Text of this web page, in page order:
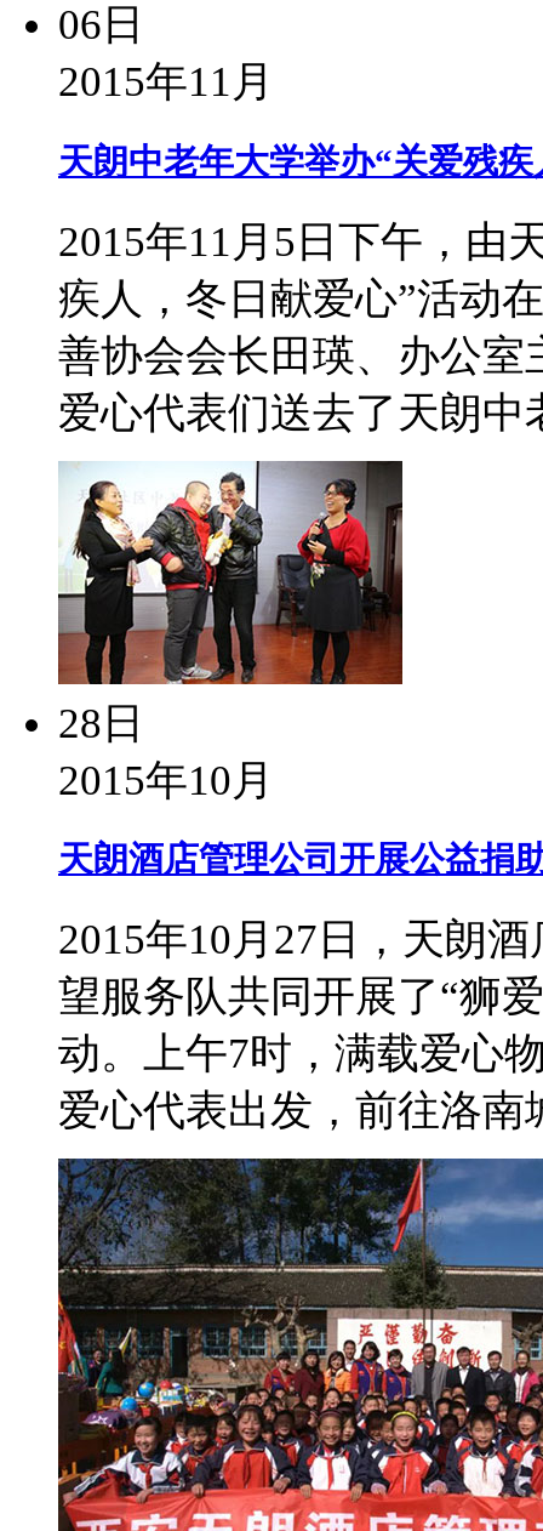
06日
2015年11月
天朗中老年大学举办“关爱残
2015年11月5日下午，由
疾人，冬日献爱心”活动
善协会会长田瑛、办公
爱心代表们送去了天朗中
28日
2015年10月
天朗酒店管理公司开展公益捐
2015年10月27日，天朗
望服务队共同开展了“狮
动。上午7时，满载爱心
爱心代表出发，前往洛南